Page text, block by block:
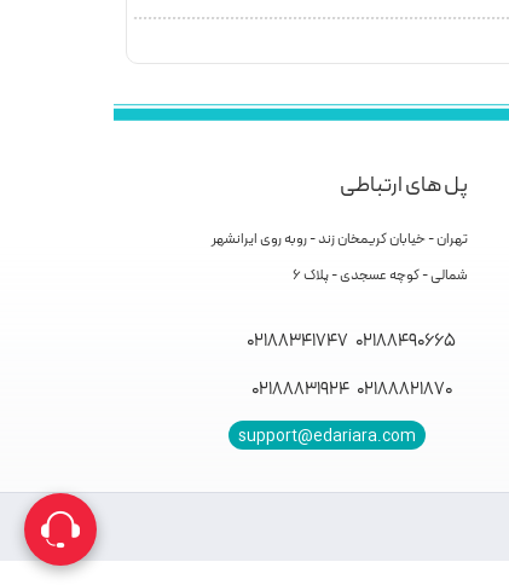
پل های ارتباطی
تهران - خیابان کریمخان زند - روبه روی ایرانشهر
شمالی - کوچه عسجدی - پلاک 6
02188490665
02188341747
02188821870
02188831924
support@edariara.com